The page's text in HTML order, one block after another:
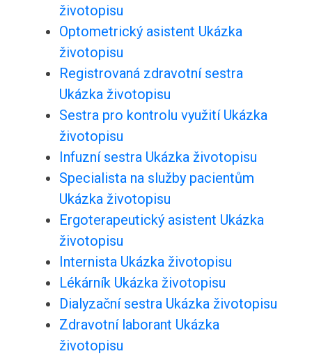
životopisu
Optometrický asistent Ukázka
životopisu
Registrovaná zdravotní sestra
Ukázka životopisu
Sestra pro kontrolu využití Ukázka
životopisu
Infuzní sestra Ukázka životopisu
Specialista na služby pacientům
Ukázka životopisu
Ergoterapeutický asistent Ukázka
životopisu
Internista Ukázka životopisu
Lékárník Ukázka životopisu
Dialyzační sestra Ukázka životopisu
Zdravotní laborant Ukázka
životopisu